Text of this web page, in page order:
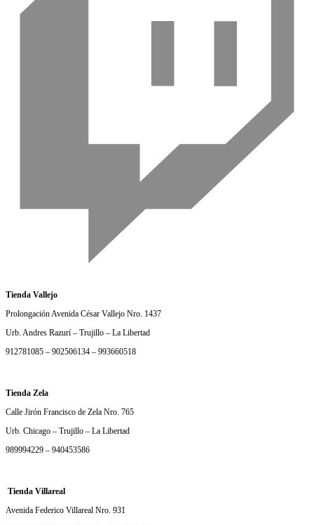
Tienda Vallejo
Prolongación Avenida César Vallejo Nro. 1437
Urb. Andres Razurí – Trujillo – La Libertad
912781085 – 902506134 – 993660518
Tienda Zela
Calle Jirón Francisco de Zela Nro. 765
Urb. Chicago – Trujillo – La Libertad
989994229 – 940453586
Tienda Villareal
Avenida Federico Villareal Nro. 931